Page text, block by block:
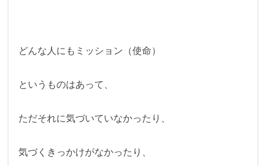
どんな人にもミッション（使命）
というものはあって、
ただそれに気づいていなかったり、
気づくきっかけがなかったり、